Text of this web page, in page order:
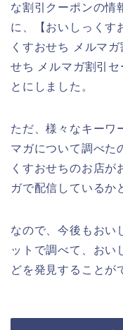
な割引クーポンの情
に、【おいしっくす
くすおせち メルマ
せち メルマガ割引
とにしました。
ただ、様々なキーワ
マガについて調べた
くすおせちのお店が
ガで配信しているか
なので、今後もおい
ットで調べて、おい
どを発見することが